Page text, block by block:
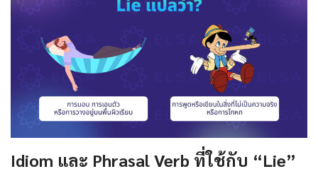
Idiom และ Phrasal Verb ที่ใช้กับ “Lie”